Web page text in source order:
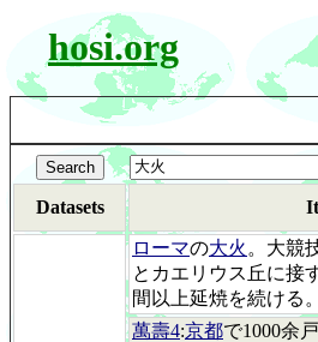
hosi.org
Datasets
ローマの大火 。大競
とカエリウス丘に接
間以上延焼を続ける。
萬壽4:京都で1000余